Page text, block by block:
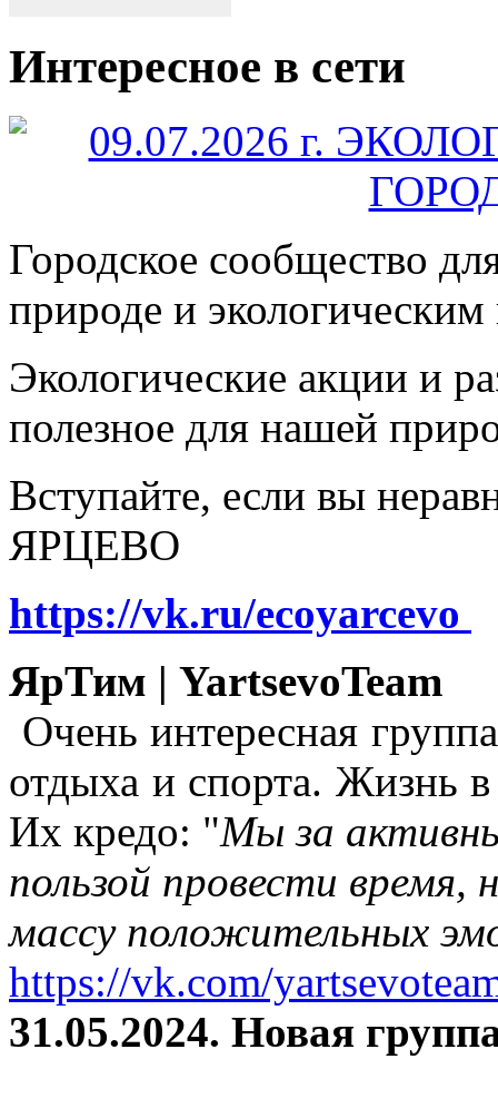
Интересное в сети
Городское сообщество
природе и
Экологические акции и
полезное для нашей
Вступайте, если вы
ЯРЦЕВО
https://vk.ru/ecoyarcevo
ЯрТим | YartsevoTeam
Очень интересная
отдыха и спорта. Жизнь
Их кредо: "Мы за
пользой провести время,
массу положительных
https://vk.com/
31.05.2024. Новая